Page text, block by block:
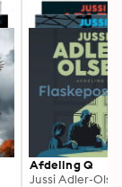
Afdeling Q
Jussi Adler-